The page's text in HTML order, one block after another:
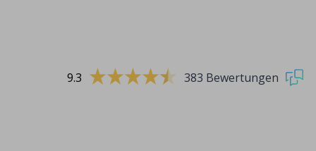
9.3 383 Bewertungen